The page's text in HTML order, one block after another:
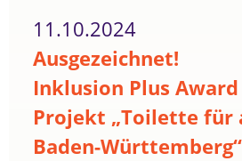
11.10.2024
Ausgezeichnet!
Inklusion Plus
Projekt „Toilette für
Baden-Württemberg“